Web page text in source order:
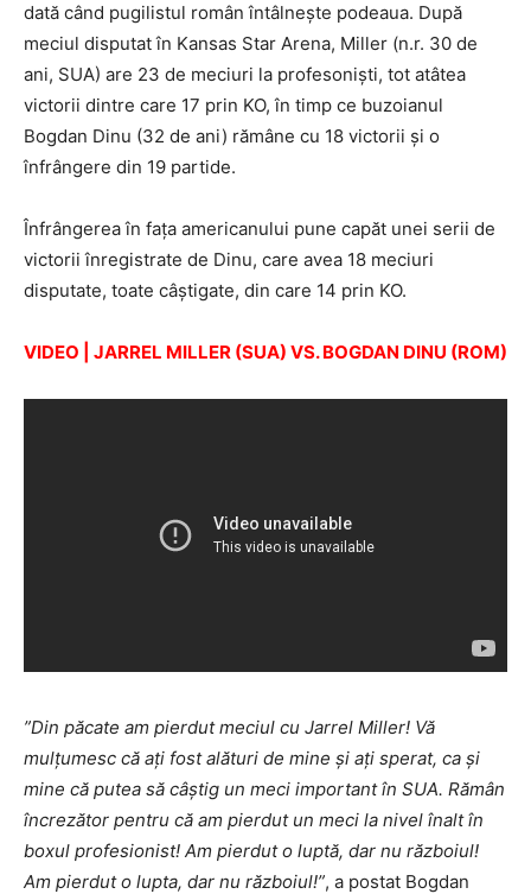
dată când pugilistul român întâlneşte podeaua. După
meciul disputat în Kansas Star Arena, Miller (n.r. 30 de
ani, SUA) are 23 de meciuri la profesoniști, tot atâtea
victorii dintre care 17 prin KO, în timp ce buzoianul
Bogdan Dinu (32 de ani) rămâne cu 18 victorii și o
înfrângere din 19 partide.
Înfrângerea în faţa americanului pune capăt unei serii de
victorii înregistrate de Dinu, care avea 18 meciuri
disputate, toate câştigate, din care 14 prin KO.
VIDEO | JARREL MILLER (SUA) VS. BOGDAN DINU (ROM)
”Din păcate am pierdut meciul cu Jarrel Miller! Vă
mulțumesc că ați fost alături de mine și ați sperat, ca și
mine că putea să câștig un meci important în SUA. Rămân
încrezător pentru că am pierdut un meci la nivel înalt în
boxul profesionist! Am pierdut o luptă, dar nu războiul!
Am pierdut o lupta, dar nu războiul!”, a postat Bogdan